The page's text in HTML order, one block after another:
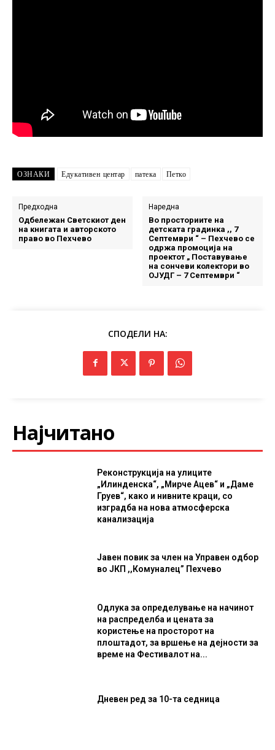
ОЗНАКИ Едукативен центар патека Петко
Предходна
Одбележан Светскиот ден
на книгата и авторското
право во Пехчево
Наредна
Во просториите на
детската градинка ,, 7
Септември “ – Пехчево се
одржа промоција на
проектот „ Поставување
на сончеви колектори во
ОЈУДГ – 7 Септември “
СПОДЕЛИ НА:
Најчитано
Реконструкција на улиците
„Илинденска“, „Мирче Ацев“ и „Даме
Груев“, како и нивните краци, со
изградба на нова атмосферска
канализација
Јавен повик за член на Управен одбор
во ЈКП ,,Комуналец” Пехчево
Одлука за определување на начинот
на распределба и цената за
користење на просторот на
плоштадот, за вршење на дејности за
време на Фестивалот на...
Дневен ред за 10-та седница